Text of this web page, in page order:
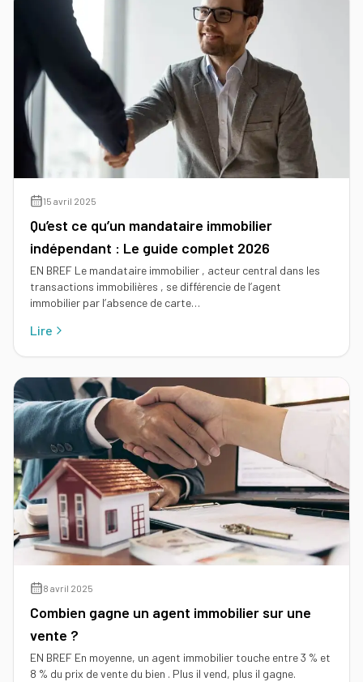
15 avril 2025
Qu’est ce qu’un mandataire immobilier
indépendant : Le guide complet 2026
EN BREF Le mandataire immobilier , acteur central dans les
transactions immobilières , se différencie de l’agent
immobilier par l’absence de carte…
Lire
8 avril 2025
Combien gagne un agent immobilier sur une
vente ?
EN BREF En moyenne, un agent immobilier touche entre 3 % et
8 % du prix de vente du bien . Plus il vend, plus il gagne.